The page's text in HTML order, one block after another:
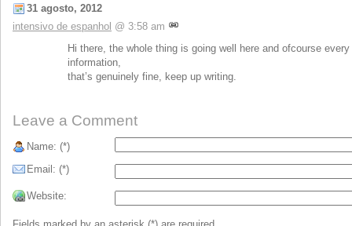
31 agosto, 2012
intensivo de espanhol @ 3:58 am
Hi there, the whole thing is going well here and ofcourse
information,
that’s genuinely fine, keep up writing.
Leave a Comment
Name: (*)
Email: (*)
Website: